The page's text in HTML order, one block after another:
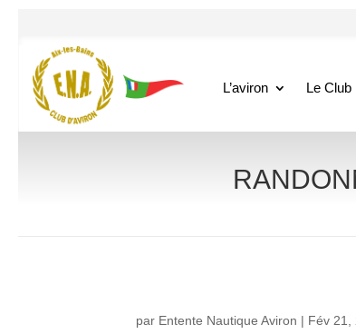
L’aviron Le Club
par Entente Nautique Aviron | Fév 21,